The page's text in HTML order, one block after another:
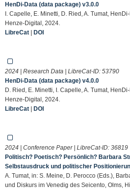
HenDi-Data (data package) v3.0.0
I. Capelle, E. Minetti, D. Ried, A. Tumat,
Henze-Digital, 2024.
LibreCat | DOI
2024 | Research Data | LibreCat-ID: 53790
HenDi-Data (data package) v4.0.0
D. Ried, E. Minetti, I. Capelle, A. Tumat,
Henze-Digital, 2024.
LibreCat | DOI
2024 | Conference Paper | LibreCat-ID: 36819
Politisch? Poetisch? Persönlich? Barbara
Selbstausdruck und politischer
A. Tumat, in: S. Meine, D. Perocco (Eds.),
und Diskurs im Venedig des Seicento, Olms,